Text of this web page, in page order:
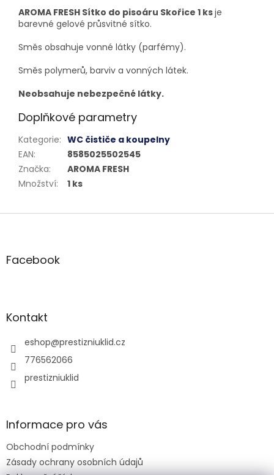
AROMA FRESH Sítko do pisoáru Skořice 1 ksje
barevné gelové průsvitné sítko.
Směs obsahuje vonné látky (parfémy).
Směs polymerů, barviv a vonných látek.
Neobsahuje nebezpečné látky.
Doplňkové parametry
Kategorie: WC čističe a koupelny
EAN:
8585025502545
Značka:
AROMA FRESH
Množství: 1 ks
Z
aFacebook
Kontakt
eshop@prestizniuklid.cz
776562066
prestizniuklid
Informace pro vás
Obchodní podmínky
Zásady ochrany osobních údajů